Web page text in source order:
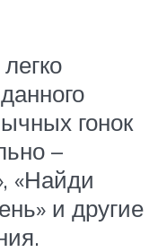
гонок
–
«Найди
и другие